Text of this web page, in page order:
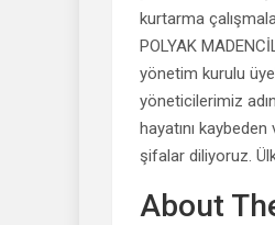
kurtarma
POLYAK
yönetim kurulu
yöneticilerimiz
hayatını
şifalar diliyoruz.
About